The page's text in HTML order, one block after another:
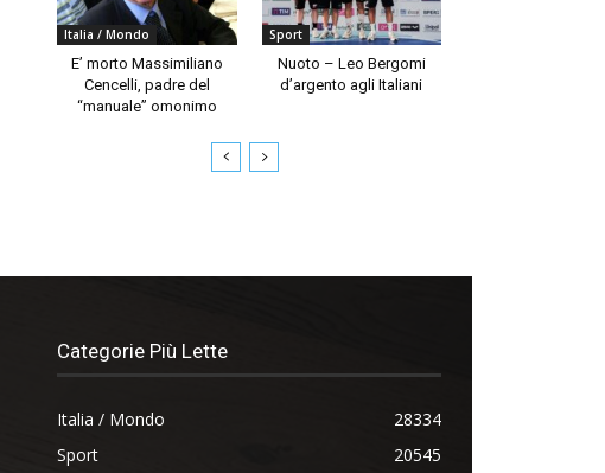
Italia / Mondo
E’ morto Massimiliano
Cencelli, padre del
“manuale” omonimo
Sport
Nuoto – Leo Bergomi
d’argento agli Italiani
Categorie Più Lette
Italia / Mondo
28334
Sport
20545